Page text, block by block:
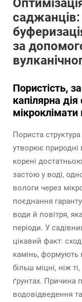
за
Пористість,
капілярна
мікроклімати
Пориста
утворює природні
корені
застою у воді,
вологи через
поєднання
води й повітря,
періоди. У
цікавий факт:
камінь, формують
більш міцні, ніж
ґрунтах. Причина
водовідведення